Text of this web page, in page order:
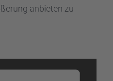
anbie­ten zu